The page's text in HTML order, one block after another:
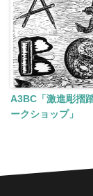
A3BC「激進彫摺
ークショップ」